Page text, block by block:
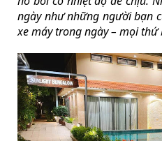
ngày như những người bạn
xe máy trong ngày – mọi